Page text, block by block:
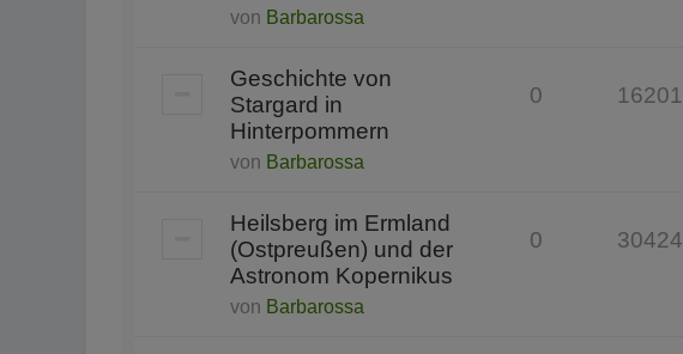
von Barbarossa
Geschichte von
Stargard in
Hinterpommern
von Barbarossa
0 16201
Heilsberg im Ermland
(Ostpreußen) und der
Astronom Kopernikus
von Barbarossa
0 30424